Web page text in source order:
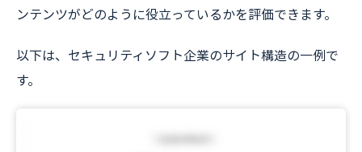
ンテンツがどのように役立っているかを評価できます。
以下は、セキュリティソフト企業のサイト構造の一例で
す。